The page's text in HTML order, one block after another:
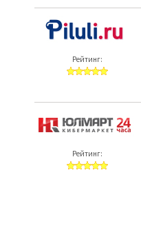
Рейтинг:
Рейтинг: